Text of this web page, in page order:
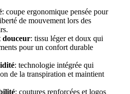
: coupe ergonomique pensée pour
de mouvement lors des
douceur: tissu léger et doux qui
pour un confort durable
: technologie intégrée qui
de la transpiration et maintient
: coutures renforcées et logos